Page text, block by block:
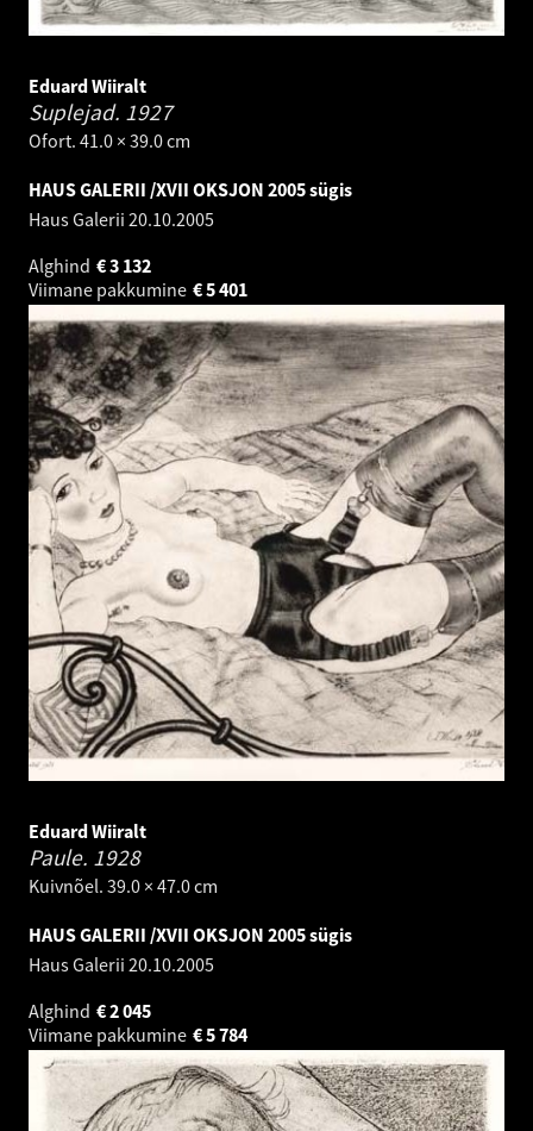
Eduard Wiiralt
Suplejad. 1927
Ofort. 41.0 × 39.0 cm
HAUS GALERII /XVII OKSJON 2005 sügis
Haus Galerii 20.10.2005
Alghind
3 132
€
Viimane pakkumine
5 401
€
Eduard Wiiralt
Paule. 1928
Kuivnõel. 39.0 × 47.0 cm
HAUS GALERII /XVII OKSJON 2005 sügis
Haus Galerii 20.10.2005
Alghind
2 045
€
Viimane pakkumine
5 784
€